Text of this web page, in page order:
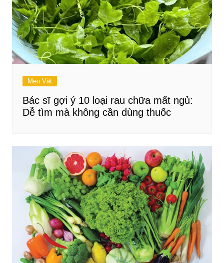
Mẹo Vặt
Bác sĩ gợi ý 10 loại rau chữa mất ngủ:
Dễ tìm mà không cần dùng thuốc